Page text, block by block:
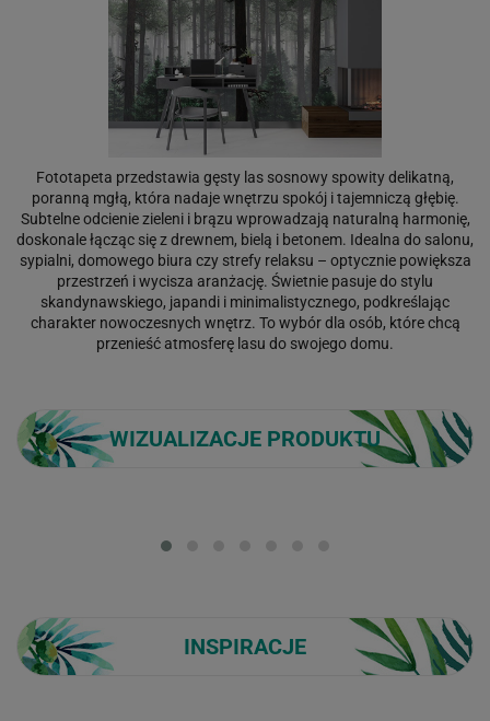
Fototapeta przedstawia gęsty las sosnowy spowity delikatną,
poranną mgłą, która nadaje wnętrzu spokój i tajemniczą głębię.
Subtelne odcienie zieleni i brązu wprowadzają naturalną harmonię,
doskonale łącząc się z drewnem, bielą i betonem. Idealna do salonu,
sypialni, domowego biura czy strefy relaksu – optycznie powiększa
przestrzeń i wycisza aranżację. Świetnie pasuje do stylu
skandynawskiego, japandi i minimalistycznego, podkreślając
charakter nowoczesnych wnętrz. To wybór dla osób, które chcą
przenieść atmosferę lasu do swojego domu.
WIZUALIZACJE PRODUKTU
INSPIRACJE